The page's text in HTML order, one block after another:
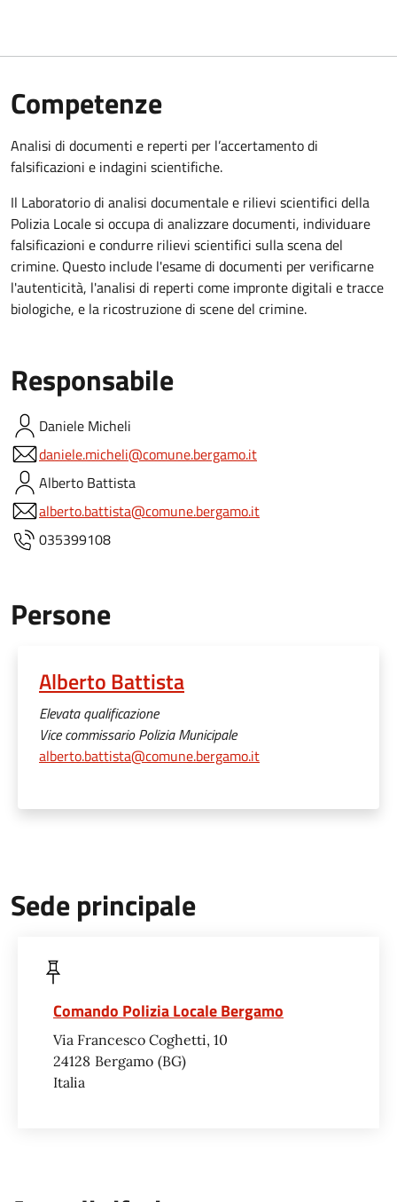
Competenze
Analisi di documenti e reperti per l’accertamento di
falsificazioni e indagini scientifiche.
Il Laboratorio di analisi documentale e rilievi scientifici della
Polizia Locale si occupa di analizzare documenti, individuare
falsificazioni e condurre rilievi scientifici sulla scena del
crimine. Questo include l'esame di documenti per verificarne
l'autenticità, l'analisi di reperti come impronte digitali e tracce
biologiche, e la ricostruzione di scene del crimine.
Responsabile
Daniele Micheli
daniele.micheli@comune.bergamo.it
Alberto Battista
alberto.battista@comune.bergamo.it
035399108
Persone
Alberto Battista
Elevata qualificazione
Vice commissario Polizia Municipale
alberto.battista@comune.bergamo.it
Sede principale
Comando Polizia Locale Bergamo
Via Francesco Coghetti, 10
24128 Bergamo BG
Italia